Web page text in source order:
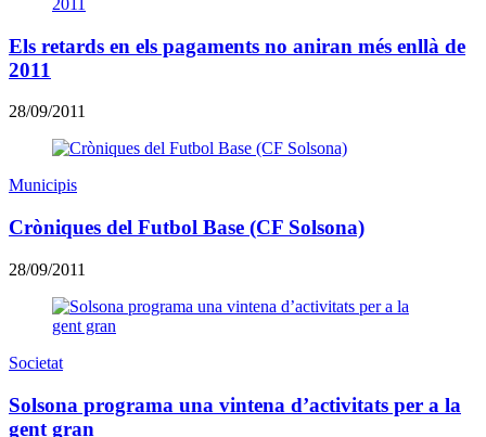
Els retards en els pagaments no aniran més enllà de
2011
28/09/2011
Municipis
Cròniques del Futbol Base (CF Solsona)
28/09/2011
Societat
Solsona programa una vintena d’activitats per a la
gent gran